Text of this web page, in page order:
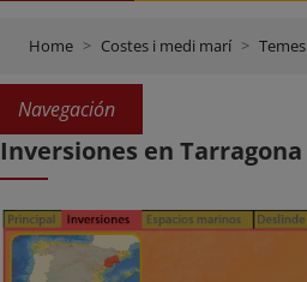
Home Costes i medi marí Temes
Navegación
Inversiones en Tarragona